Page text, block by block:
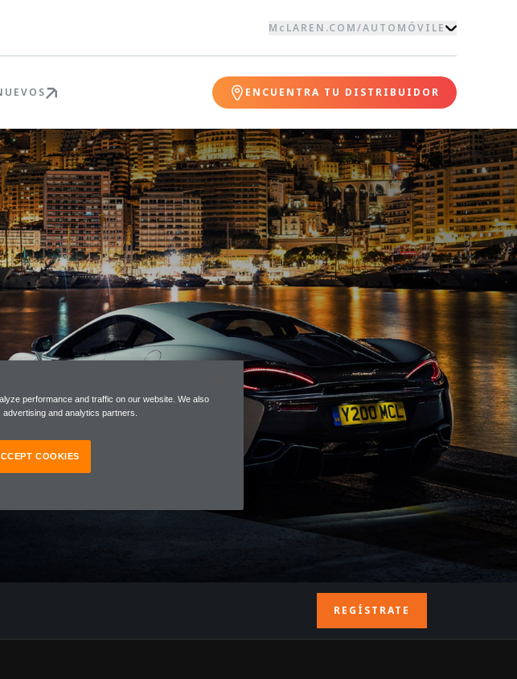
McLAREN.COM/AUTOMÓVILE
ENCUENTRA TU DISTRIBUIDOR
REGÍSTRATE
performance and traffic on our website. We also
and analytics partners.
COOKIES